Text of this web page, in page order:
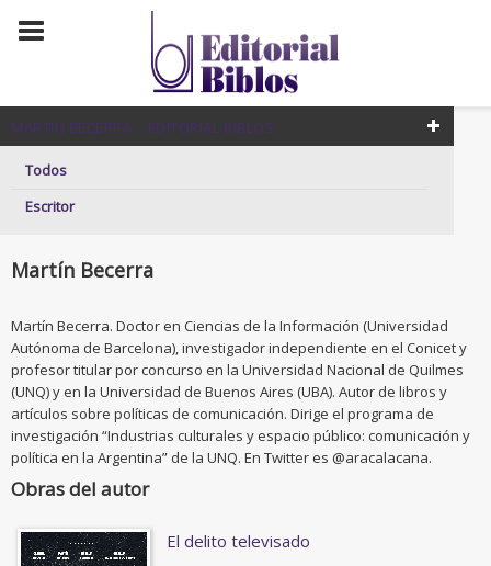
MARTÍN BECERRA – EDITORIAL BIBLOS
Todos
Escritor
Martín Becerra
Martín Becerra. Doctor en Ciencias de la Información (Universidad
Autónoma de Barcelona), investigador independiente en el Conicet y
profesor titular por concurso en la Universidad Nacional de Quilmes
(UNQ) y en la Universidad de Buenos Aires (UBA). Autor de libros y
artículos sobre políticas de comunicación. Dirige el programa de
investigación “Industrias culturales y espacio público: comunicación y
política en la Argentina” de la UNQ. En Twitter es @aracalacana.
Obras del autor
El delito televisado